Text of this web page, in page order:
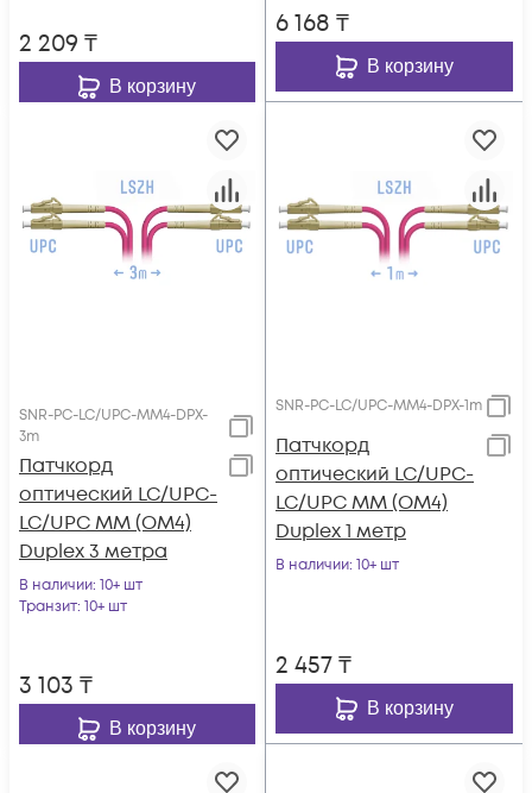
2 209 ₸
В корзину
6 168 ₸
В корзину
SNR-PC-LC/UPC-MM4-DPX-
3m
Патчкорд
оптический LC/UPC-
LC/UPC MM (OM4)
Duplex 3 метра
В наличии: 10+ шт
Транзит: 10+ шт
3 103 ₸
В корзину
SNR-PC-LC/UPC-MM4-DPX-1m
Патчкорд
оптический LC/UPC-
LC/UPC MM (OM4)
Duplex 1 метр
В наличии: 10+ шт
2 457₸
В корзину